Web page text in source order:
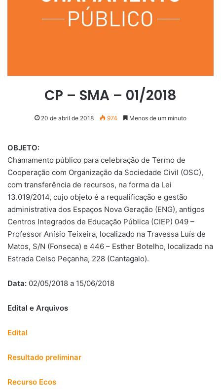
CP – SMA – 01/2018
20 de abril de 2018 974 Menos de um minuto
OBJETO:
Chamamento público para celebração de Termo de
Cooperação com Organização da Sociedade Civil (OSC),
com transferência de recursos, na forma da Lei
13.019/2014, cujo objeto é a requalificação e gestão
administrativa dos Espaços Nova Geração (ENG), antigos
Centros Integrados de Educação Pública (CIEP) 049 –
Professor Anísio Teixeira, localizado na Travessa Luís de
Matos, S/N (Fonseca) e 446 – Esther Botelho, localizado na
Estrada Celso Peçanha, 228 (Cantagalo).
Data: 02/05/2018 a 15/06/2018
Edital e Arquivos
Edital
Resultado preliminar
Recurso Ecos